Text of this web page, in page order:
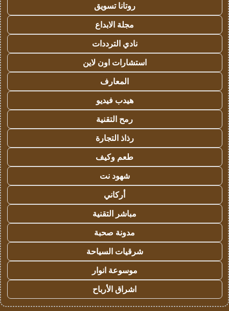
روتانا تسويق
مجلة الابداع
نادي الترددات
استشارات اون لاين
المعارف
هيدب فيديو
رمح التقنية
رذاذ التجارة
طعم وكيف
شهود نت
أركاني
مباشر التقنية
مدونة صحبة
شرقيات السياحة
موسوعة انوار
اشراق الأرباح